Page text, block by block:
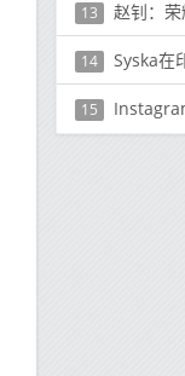
13 赵钊：荣耀
14 Syska在印度
15